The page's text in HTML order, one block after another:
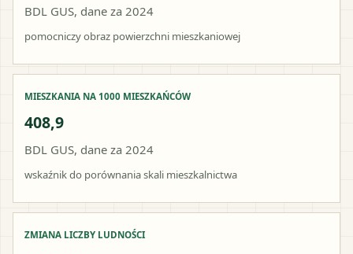
BDL GUS, dane za 2024
pomocniczy obraz powierzchni mieszkaniowej
MIESZKANIA NA 1000 MIESZKAŃCÓW
408,9
BDL GUS, dane za 2024
wskaźnik do porównania skali mieszkalnictwa
ZMIANA LICZBY LUDNOŚCI